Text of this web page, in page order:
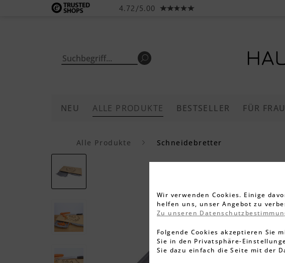
4.72/5.00
NEU ALLE PRODUKTE BESTSELLER FÜR
Alle Produkte Schneidebretter
Wir verwenden Cookies. Einige
helfen uns, unser Angebot zu
Zu unseren
Folgende Cookies akzeptieren Sie
Sie in den Privatsphäre-
Sie dazu einfach die Seite mit der